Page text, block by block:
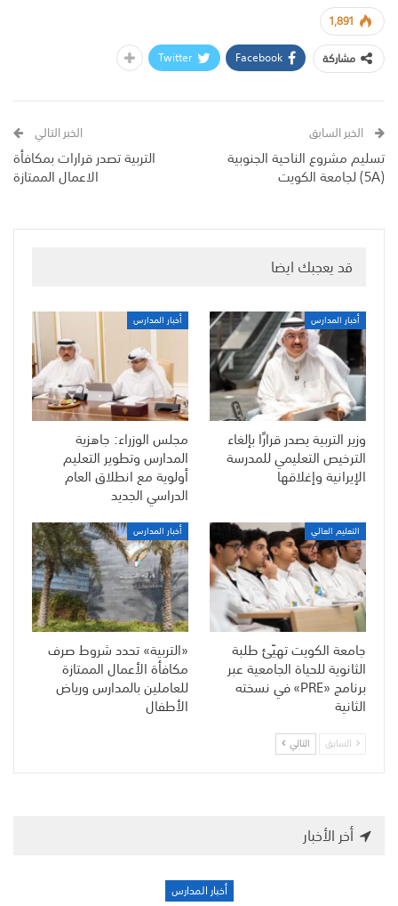
1,891
مشاركة
Facebook
Twitter
الخبر السابق
تسليم مشروع الناحية الجنوبية
(5A) لجامعة الكويت
الخبر التالي
التربية تصدر قرارات بمكافأة
الاعمال الممتازة
قد يعجبك ايضا
أخبار المدارس
وزير التربية يصدر قرارًا بإلغاء
الترخيص التعليمي للمدرسة
الإيرانية وإغلاقها
أخبار المدارس
مجلس الوزراء: جاهزية
المدارس وتطوير التعليم
أولوية مع انطلاق العام
الدراسي الجديد
التعليم العالي
جامعة الكويت تهيّئ طلبة
الثانوية للحياة الجامعية عبر
برنامج «PRE» في نسخته
الثانية
أخبار المدارس
«التربية» تحدد شروط صرف
مكافأة الأعمال الممتازة
للعاملين بالمدارس ورياض
الأطفال
السابق التالي
أخر الأخبار
أخبار المدارس